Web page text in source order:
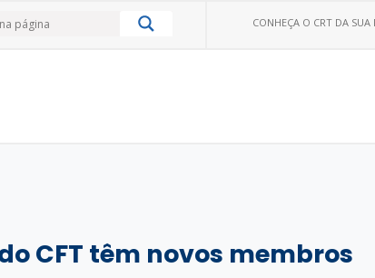
CONHEÇA O CRT DA SUA
CFT têm novos membros